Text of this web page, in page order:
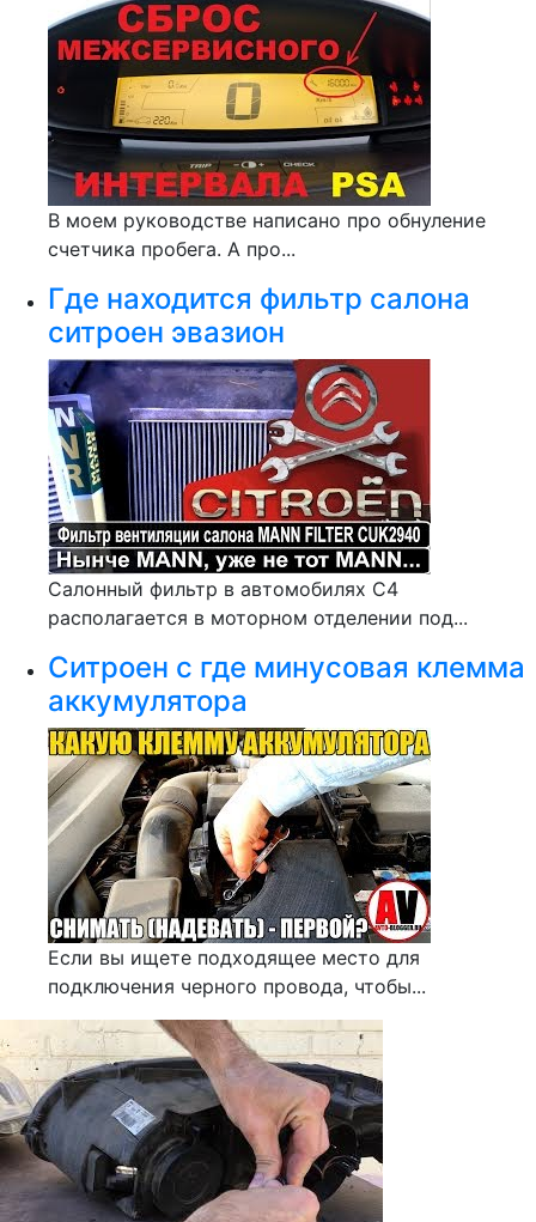
В моем руководстве написано про обнуление
счетчика пробега. А про...
Где находится фильтр салона
ситроен эвазион
Салонный фильтр в автомобилях С4
располагается в моторном отделении под...
Ситроен с где минусовая клемма
аккумулятора
Если вы ищете подходящее место для
подключения черного провода, чтобы...